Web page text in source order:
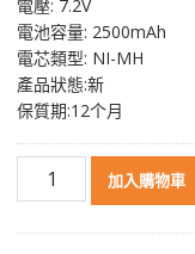
電壓: 7.2V
電池容量: 2500mAh
電芯類型: NI-MH
產品狀態:新
保質期:12个月
加入購物車